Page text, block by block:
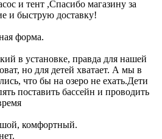
и тент ,Спасибо магазину за
и быструю доставку!
форма.
в установке, правда для нашей
но для детей хватает. А мы в
что бы на озеро не ехать.Дети
поставить бассейн и проводить
комфортный.